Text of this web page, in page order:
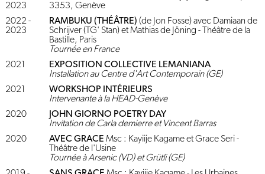
2023
3353, Genève
2022 -
2023
RAMBUKU (THÉÂTRE) (de Jon Fosse) avec Damiaan de
Schrijver (TG' Stan) et Mathias de Jöning - Théâtre de la
Bastille, Paris
Tournée en France
2021
EXPOSITION COLLECTIVE LEMANIANA
Installation au Centre d'Art Contemporain (GE)
2021
WORKSHOP INTÉRIEURS
Intervenante à la HEAD-Genève
2020
JOHN GIORNO POETRY DAY
Invitation de Carla demierre et Vincent Barras
2020
AVEC GRACE Msc : Kayiije Kagame et Grace Seri -
Théâtre de l'Usine
Tournée à Arsenic (VD) et Grütli (GE)